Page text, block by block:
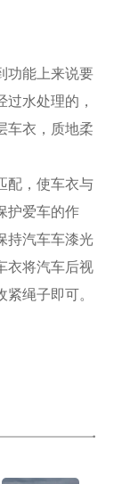
功能上来说要
水处理的，
车衣，质地柔
配，使车衣与
护爱车的作
持汽车车漆光
衣将汽车后视
绳子即可。